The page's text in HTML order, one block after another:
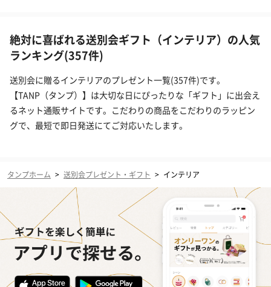
絶対に喜ばれる送別会ギフト（インテリア）の人気
ランキング(357件)
送別会に贈るインテリアのプレゼント一覧(357件)です。
【TANP（タンプ）】は大切な日にぴったりな「ギフト」に出会え
るネット通販サイトです。こだわりの商品をこだわりのラッピン
グで、最短で即日発送にてご対応いたします。
タンプホーム > 送別会プレゼント・ギフト > インテリア